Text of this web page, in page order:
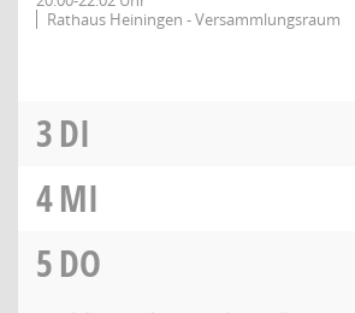
Rathaus Heiningen - Versammlungsraum
3DI
4MI
5DO